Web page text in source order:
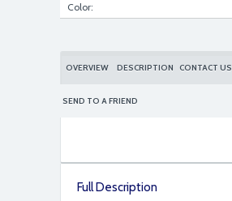
Color:
OVERVIEW DESCRIPTION CONTACT US
SEND TO A FRIEND
Full Description